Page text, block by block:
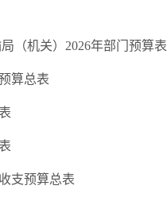
（机关）2026年部门预算表
算总表
支预算总表